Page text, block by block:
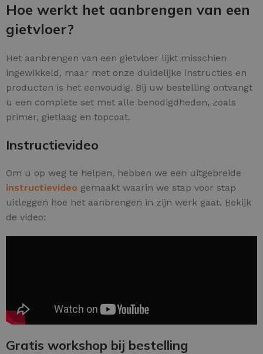
Hoe werkt het aanbrengen van een
gietvloer?
Het aanbrengen van een gietvloer lijkt misschien
ingewikkeld, maar met onze duidelijke instructies en
producten is het eenvoudig. Bij uw bestelling ontvangt
u een complete set met alle benodigdheden, zoals
primer, gietlaag en topcoat.
Instructievideo
Om u op weg te helpen, hebben we een uitgebreide
instructievideo gemaakt waarin we stap voor stap
uitleggen hoe het aanbrengen in zijn werk gaat. Bekijk
de video:
Gratis workshop bij bestelling